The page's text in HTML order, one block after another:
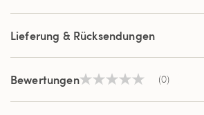
Lieferung & Rücksendungen
BewertungenKein
Link
(0)